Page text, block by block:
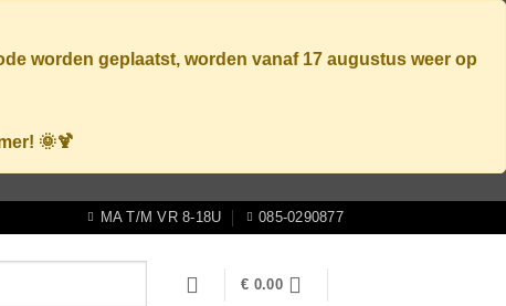
worden geplaatst, worden vanaf 17 augustus weer op
🌞🍹
MA T/M VR 8-18U 085-0290877
€ 0.00